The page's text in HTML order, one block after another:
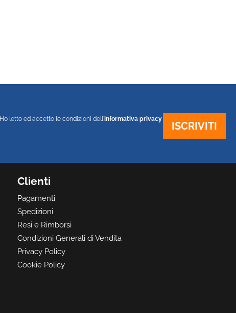
Clienti
Pagamenti
Spedizioni
Resi e Rimborsi
Condizioni Generali di Vendita
Privacy Policy
Cookie Policy
Ho letto ed accetto le condizioni dell'informativa privacy